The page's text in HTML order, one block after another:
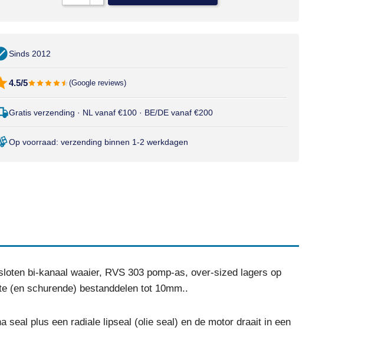
Sinds 2012
4.5/5 (Google reviews)
Gratis verzending · NL vanaf €100 · BE/DE vanaf €200
Op voorraad: verzending binnen 1-2 werkdagen
bi-kanaal waaier, RVS 303 pomp-as, over-sized lagers op
(en schurende) bestanddelen tot 10mm..
seal plus een radiale lipseal (olie seal) en de motor draait in een